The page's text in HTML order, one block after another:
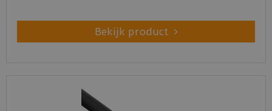
Bekijk product